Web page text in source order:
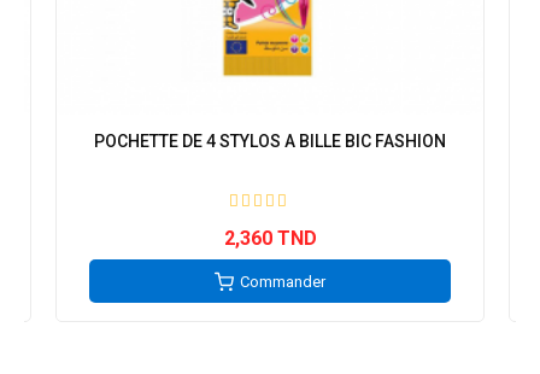
POCHETTE DE 4 STYLOS A BILLE BIC FASHION
2,360 TND
Commander